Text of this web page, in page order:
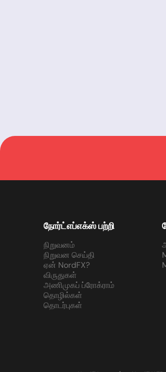
நோர்ட்எப்எக்ஸ் பற்றி
நிறுவனம்
நிறுவன செய்தி
ஏன் NordFX?
விருதுகள்
அணிமுகப் ப்ரோக்ராம்
தொழில்கள்
தொடர்புகள்